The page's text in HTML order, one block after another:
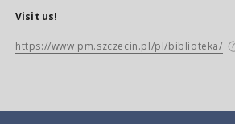
Visit us!
https://www.pm.szczecin.pl/pl/biblioteka/